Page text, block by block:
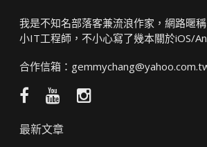
我是不知名部落客兼流浪作家，網路暱
小IT工程師，不小心寫了幾本關於iOS/
合作信箱：
Facebook
團
YouTube
頻
Instagram
最新文章